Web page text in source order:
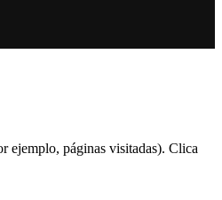
ejemplo, páginas visitadas). Clica